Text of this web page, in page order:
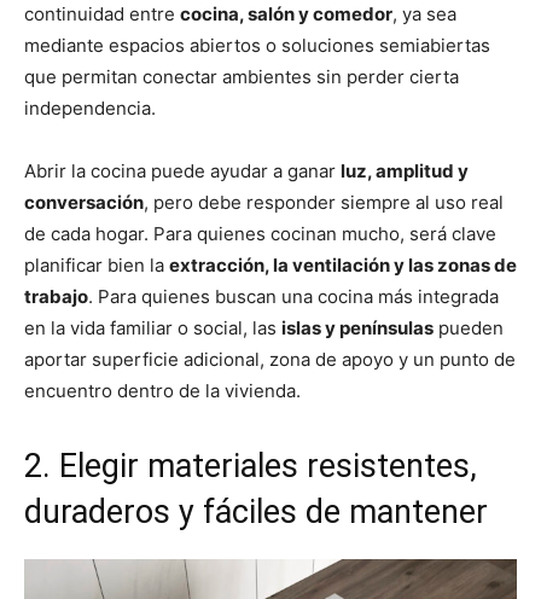
continuidad entre cocina, salón y comedor, ya sea
mediante espacios abiertos o soluciones semiabiertas
que permitan conectar ambientes sin perder cierta
independencia.
Abrir la cocina puede ayudar a ganar luz, amplitud y
conversación, pero debe responder siempre al uso real
de cada hogar. Para quienes cocinan mucho, será clave
planificar bien la extracción, la ventilación y las zonas de
trabajo. Para quienes buscan una cocina más integrada
en la vida familiar o social, las islas y penínsulas pueden
aportar superficie adicional, zona de apoyo y un punto de
encuentro dentro de la vivienda.
2. Elegir materiales resistentes,
duraderos y fáciles de mantener